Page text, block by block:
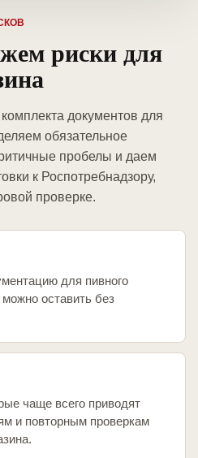
риски для
документов для
обязательное
пробелы и даем
к Роспотребнадзору,
проверке.
для пивного
оставить без
чаще всего приводят
и повторным проверкам